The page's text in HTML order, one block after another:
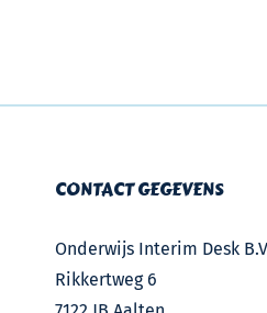
CONTACT GEGEVENS
Onderwijs Interim Desk
Rikkertweg 6